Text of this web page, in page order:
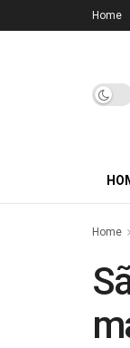
Home
Home